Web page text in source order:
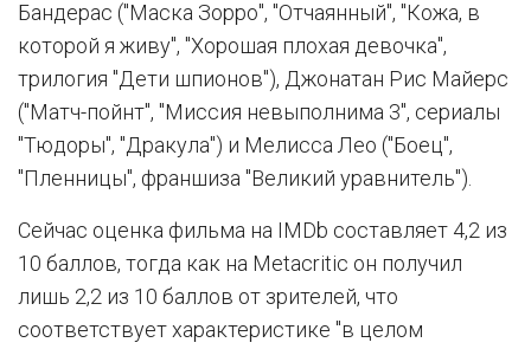
Бандерас ("Маска Зорро", "Отчаянный", "Кожа, в
которой я живу", "Хорошая плохая девочка",
трилогия "Дети шпионов"), Джонатан Рис Майерс
("Матч-пойнт", "Миссия невыполнима 3", сериалы
"Тюдоры", "Дракула") и Мелисса Лео ("Боец",
"Пленницы", франшиза "Великий уравнитель").
Сейчас оценка фильма на IMDb составляет 4,2 из
10 баллов, тогда как на Metacritic он получил
лишь 2,2 из 10 баллов от зрителей, что
соответствует характеристике "в целом